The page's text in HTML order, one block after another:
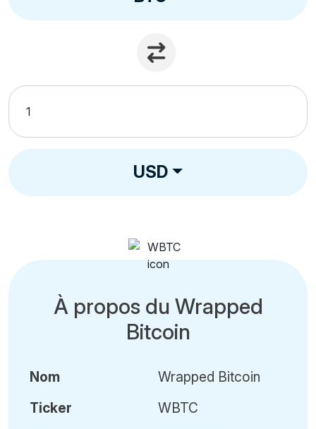
USD
À propos du Wrapped
Bitcoin
Nom
Ticker
Wrapped Bitcoin
WBTC